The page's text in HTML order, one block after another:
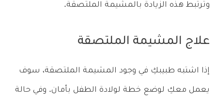
وترتبط هذه الزيادة بالمشيمة الملتصقة.
علاج المشيمة الملتصقة
إذا اشتبه طبيبكِ في وجود المشيمة الملتصقة، سوف
يعمل معكِ لوضع خطة لولادة الطفل بأمان. وفي حالة